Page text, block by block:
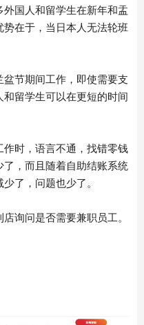
国人和留学生在新年和盂
在于，当日本人无法轮班
节期间工作，即使需要支
留学生可以在更短的时间
时，语言不通，找错零钱
，而且随着自助结账系统
了，问题也少了。
询问是否需要兼职员工。